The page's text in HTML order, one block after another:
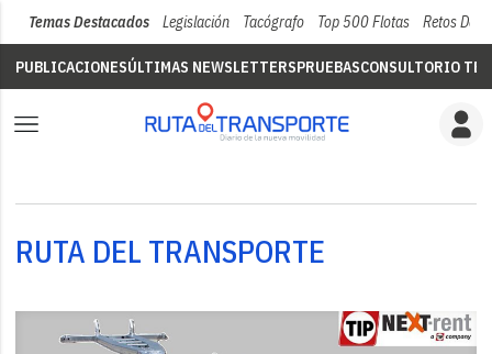
Temas Destacados Legislación Tacógrafo Top 500 Flotas Retos Del
PUBLICACIONESÚLTIMAS NEWSLETTERSPRUEBASCONSULTORIO
RUTA DEL TRANSPORTE